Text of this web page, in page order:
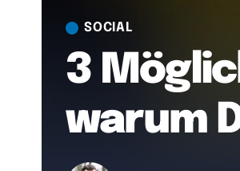
SOCIAL
3
warum